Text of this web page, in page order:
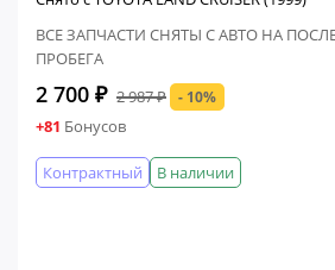
ВСЕ ЗАПЧАСТИ СНЯТЫ С АВТО НА
ПРОБЕГА
2 700 ₽ 2 987 ₽ - 10%
+81 Бонусов
В наличии
Контрактный